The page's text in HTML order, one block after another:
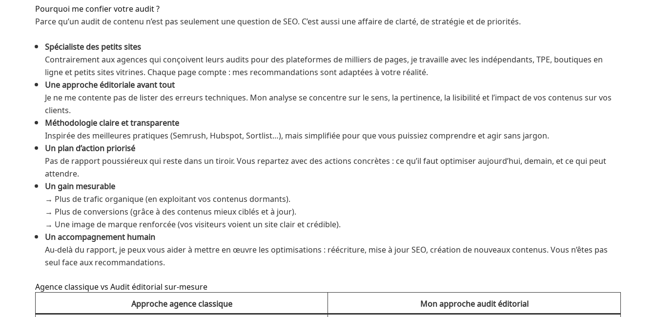
Pourquoi me confier votre audit ?
Parce qu’un audit de contenu n’est pas seulement une question de SEO. C’est aussi une affaire de clarté, de stratégie et de priorités.
Spécialiste des petits sites
Contrairement aux agences qui conçoivent leurs audits pour des plateformes de milliers de pages, je travaille avec les indépendants, TPE, boutiques en
ligne et petits sites vitrines. Chaque page compte : mes recommandations sont adaptées à votre réalité.
Une approche éditoriale avant tout
Je ne me contente pas de lister des erreurs techniques. Mon analyse se concentre sur le sens, la pertinence, la lisibilité et l’impact de vos contenus sur vos
clients.
Méthodologie claire et transparente
Inspirée des meilleures pratiques (Semrush, Hubspot, Sortlist…), mais simplifiée pour que vous puissiez comprendre et agir sans jargon.
Un plan d’action priorisé
Pas de rapport poussiéreux qui reste dans un tiroir. Vous repartez avec des actions concrètes : ce qu’il faut optimiser aujourd’hui, demain, et ce qui peut
attendre.
Un gain mesurable
→ Plus de trafic organique (en exploitant vos contenus dormants).
→ Plus de conversions (grâce à des contenus mieux ciblés et à jour).
→ Une image de marque renforcée (vos visiteurs voient un site clair et crédible).
Un accompagnement humain
Au-delà du rapport, je peux vous aider à mettre en œuvre les optimisations : réécriture, mise à jour SEO, création de nouveaux contenus. Vous n’êtes pas
seul face aux recommandations.
Agence classique vs Audit éditorial sur-mesure
Approche agence classique
Mon approche audit éditorial